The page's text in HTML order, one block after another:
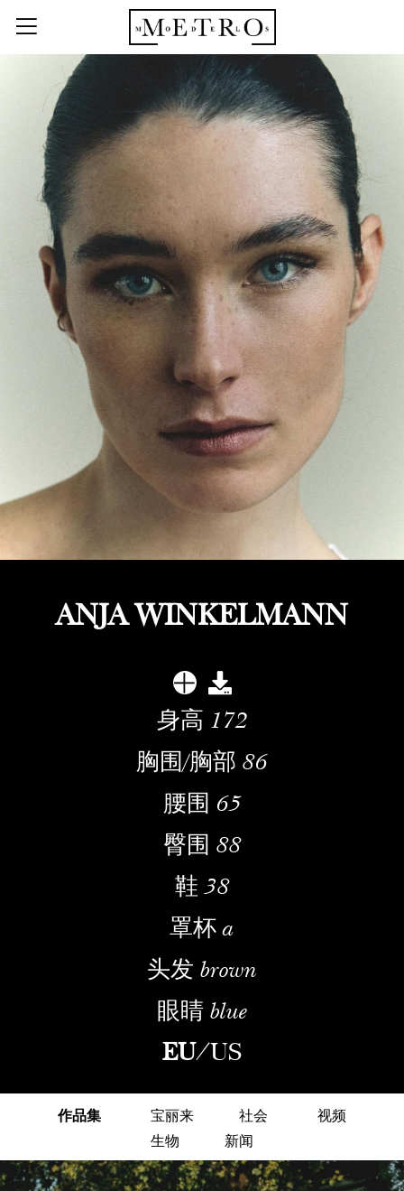
ANJA WINKELMANN
身高 172
胸围/胸部 86
腰围 65
臀围 88
鞋 38
罩杯 a
头发 brown
眼睛 blue
EU/US
作品集 宝丽来 社会
视频
生物
新闻